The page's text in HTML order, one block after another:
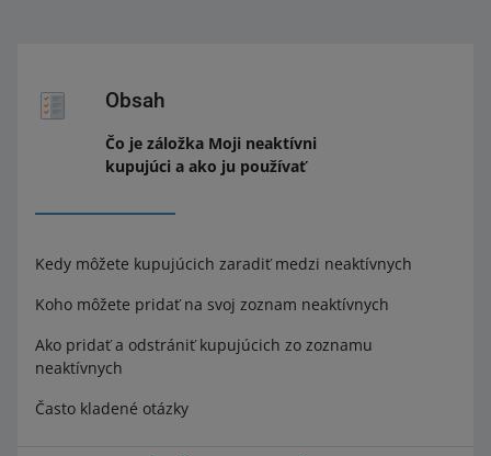
Obsah
Čo je záložka Moji neaktívni
kupujúci a ako ju používať
Kedy môžete kupujúcich zaradiť medzi neaktívnych
Koho môžete pridať na svoj zoznam neaktívnych
Ako pridať a odstrániť kupujúcich zo zoznamu
neaktívnych
Často kladené otázky